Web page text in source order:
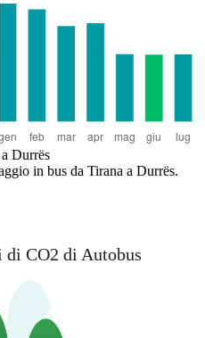
Durrës
in bus da Tirana a Durrës.
di CO2 di Autobus